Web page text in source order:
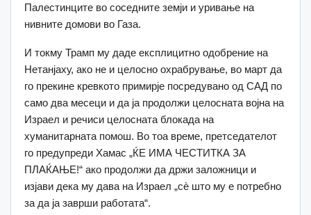
Палестинците во соседните земји и уривање на
нивните домови во Газа.
И токму Трамп му даде експлицитно одобрение на
Нетанјаху, ако не и целосно охрабрување, во март да
го прекине кревкото примирје посредувано од САД по
само два месеци и да ја продолжи целосната војна на
Израел и речиси целосната блокада на
хуманитарната помош. Во тоа време, претседателот
го предупреди Хамас „ЌЕ ИМА ЧЕСТИТКА ЗА
ПЛАЌАЊЕ!“ ако продолжи да држи заложници и
изјави дека му дава на Израел „сè што му е потребно
за да ја заврши работата“.